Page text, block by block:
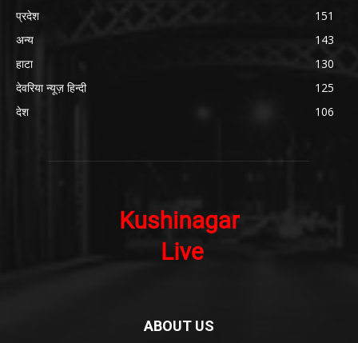
प्रदेश
151
अन्य
143
हाटा
130
देवरिया न्यूज़ हिन्दी
125
देश
106
ABOUT US